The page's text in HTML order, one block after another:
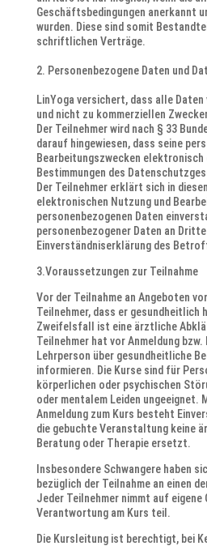
Geschäftsbedingungen anerkannt
wurden. Diese sind somit
schriftlichen Verträge.
Personenbezogene Daten und
LinYoga versichert, dass alle
und nicht zu kommerziellen
Der Teilnehmer wird nach § 33
darauf hingewiesen, dass seine
Bearbeitungszwecken elektronisch
Bestimmungen des
Der Teilnehmer erklärt sich in
elektronischen Nutzung und
personenbezogenen Daten
personenbezogener Daten an
Einverständniserklärung des
3.Voraussetzungen zur Teilnahme
Vor der Teilnahme an Angeboten
Teilnehmer, dass er gesundheitlich
Zweifelsfall ist eine ärztliche
Teilnehmer hat vor Anmeldung bzw.
Lehrperson über gesundheitliche
informieren. Die Kurse sind für
körperlichen oder psychischen
oder mentalem Leiden
Anmeldung zum Kurs besteht
die gebuchte Veranstaltung keine
Beratung oder Therapie ersetzt.
Insbesondere Schwangere haben
bezüglich der Teilnahme an einen
Jeder Teilnehmer nimmt auf eigene
Verantwortung am Kurs teil.
Die Kursleitung ist berechtigt, bei